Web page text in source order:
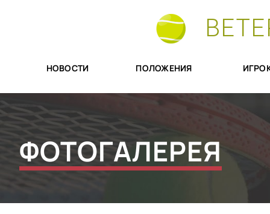
НОВОСТИ ПОЛОЖЕНИЯ
ФОТОГАЛЕРЕЯ